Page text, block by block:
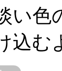
い色
込む